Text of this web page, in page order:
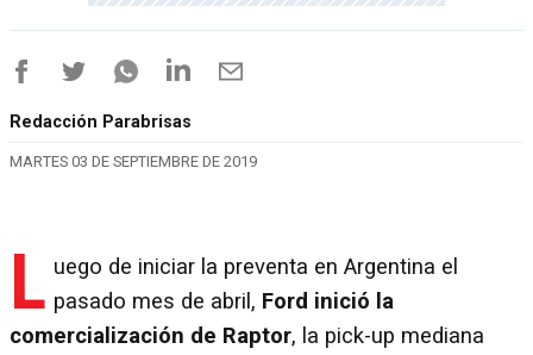
Redacción Parabrisas
MARTES 03 DE SEPTIEMBRE DE 2019
L uego de iniciar la preventa en Argentina el
pasado mes de abril, Ford inició la
comercialización de Raptor, la pick-up mediana